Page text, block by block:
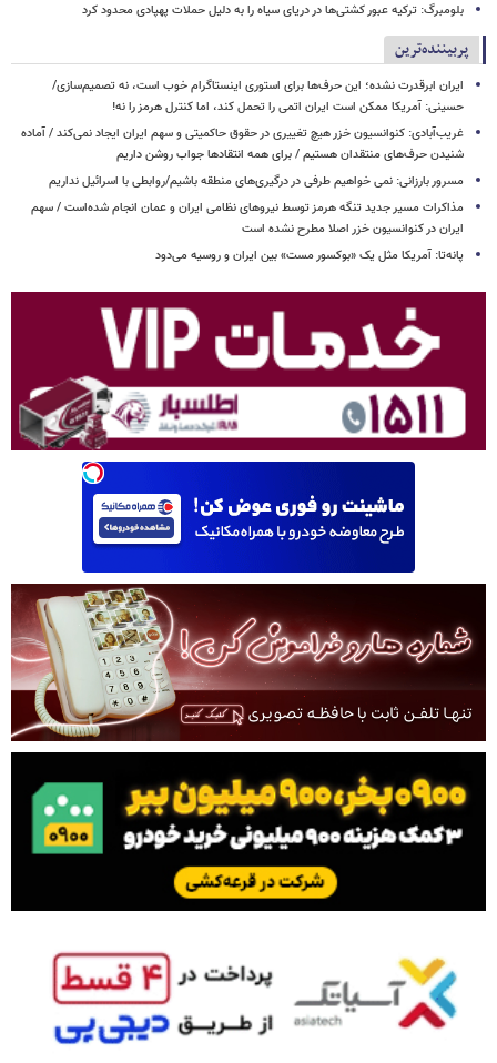
بلومبرگ: ترکیه عبور کشتی‌ها در دریای سیاه را به دلیل حملات پهپادی محدود کرد
پربیننده‌ترین
ایران ابرقدرت نشده؛ این حرف‌ها برای استوری اینستاگرام خوب است، نه تصمیم‌سازی/
حسینی: آمریکا ممکن است ایران اتمی را تحمل کند، اما کنترل هرمز را نه!
غریب‌آبادی: کنوانسیون خزر هیچ تغییری در حقوق حاکمیتی و سهم ایران ایجاد نمی‌کند / آماده
شنیدن حرف‌های منتقدان هستیم / برای همه انتقادها جواب روشن داریم
مسرور بارزانی: نمی خواهیم طرفی در درگیری‌های منطقه باشیم/روابطی با اسرائیل نداریم
مذاکرات مسیر جدید تنگه هرمز توسط نیروهای نظامی ایران و عمان انجام شده‌است / سهم
ایران در کنوانسیون خزر اصلا مطرح نشده است
پانه‌تا: آمریکا مثل یک «بوکسور مست» بین ایران و روسیه می‌دود